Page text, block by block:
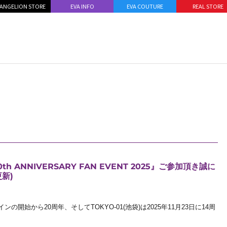
STORE EVA INFO EVA COUTURE REAL STORE
ANNIVERSARY FAN EVENT 2025』ご参加頂き誠に
新)
の開始から20周年、そしてTOKYO-01(池袋)は2025年11月23日に14周